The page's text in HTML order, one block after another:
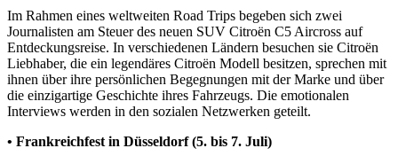
Im Rahmen eines weltweiten Road Trips begeben sich zwei
Journalisten am Steuer des neuen SUV Citroën C5 Aircross auf
Entdeckungsreise. In verschiedenen Ländern besuchen sie Citroën
Liebhaber, die ein legendäres Citroën Modell besitzen, sprechen mit
ihnen über ihre persönlichen Begegnungen mit der Marke und über
die einzigartige Geschichte ihres Fahrzeugs. Die emotionalen
Interviews werden in den sozialen Netzwerken geteilt.
• Frankreichfest in Düsseldorf (5. bis 7. Juli)